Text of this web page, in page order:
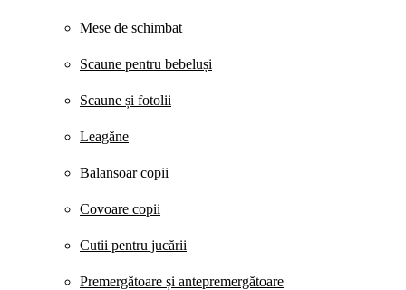
Mese de schimbat
Scaune pentru bebeluși
Scaune și fotolii
Leagăne
Balansoar copii
Covoare copii
Cutii pentru jucării
Premergătoare și antepremergătoare